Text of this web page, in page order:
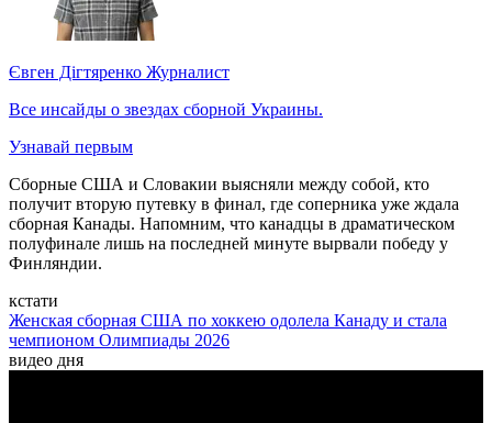
Євген Дігтяренко Журналист
Все инсайды о звездах сборной Украины.
Узнавай первым
Сборные США и Словакии выясняли между собой, кто
получит вторую путевку в финал, где соперника уже ждала
сборная Канады. Напомним, что канадцы в драматическом
полуфинале лишь на последней минуте вырвали победу у
Финляндии.
кстати
Женская сборная США по хоккею одолела Канаду и стала
чемпионом Олимпиады 2026
видео дня